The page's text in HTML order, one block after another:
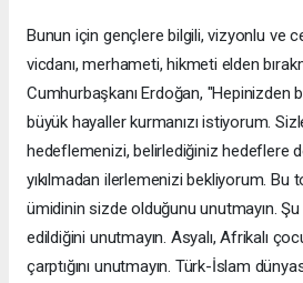
Bunun için gençlere bilgili, vizyonlu ve
vicdanı, merhameti, hikmeti elden
Cumhurbaşkanı Erdoğan, "Hepinizden
büyük hayaller kurmanızı istiyorum.
hedeflemenizi, belirlediğiniz hedeflere
yıkılmadan ilerlemenizi bekliyorum. Bu
ümidinin sizde olduğunu unutmayın.
edildiğini unutmayın. Asyalı, Afrikalı
çarptığını unutmayın. Türk-İslam